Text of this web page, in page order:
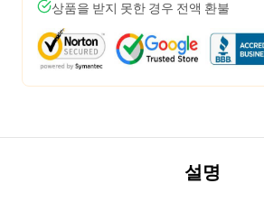
상품을 받지 못한 경우 전액 환불
설명